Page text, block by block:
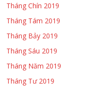
Tháng Chín 2019
Tháng Tám 2019
Tháng Bảy 2019
Tháng Sáu 2019
Tháng Năm 2019
Tháng Tư 2019